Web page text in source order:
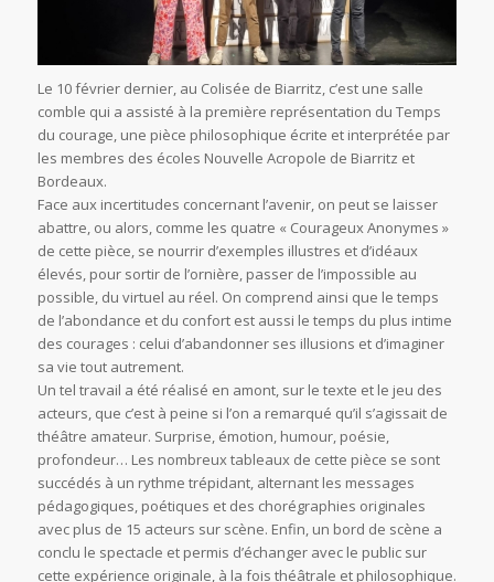
Le 10 février dernier, au Colisée de Biarritz, c’est une salle
comble qui a assisté à la première représentation du Temps
du courage, une pièce philosophique écrite et interprétée par
les membres des écoles Nouvelle Acropole de Biarritz et
Bordeaux.
Face aux incertitudes concernant l’avenir, on peut se laisser
abattre, ou alors, comme les quatre « Courageux Anonymes »
de cette pièce, se nourrir d’exemples illustres et d’idéaux
élevés, pour sortir de l’ornière, passer de l’impossible au
possible, du virtuel au réel. On comprend ainsi que le temps
de l’abondance et du confort est aussi le temps du plus intime
des courages : celui d’abandonner ses illusions et d’imaginer
sa vie tout autrement.
Un tel travail a été réalisé en amont, sur le texte et le jeu des
acteurs, que c’est à peine si l’on a remarqué qu’il s’agissait de
théâtre amateur. Surprise, émotion, humour, poésie,
profondeur… Les nombreux tableaux de cette pièce se sont
succédés à un rythme trépidant, alternant les messages
pédagogiques, poétiques et des chorégraphies originales
avec plus de 15 acteurs sur scène. Enfin, un bord de scène a
conclu le spectacle et permis d’échanger avec le public sur
cette expérience originale, à la fois théâtrale et philosophique.